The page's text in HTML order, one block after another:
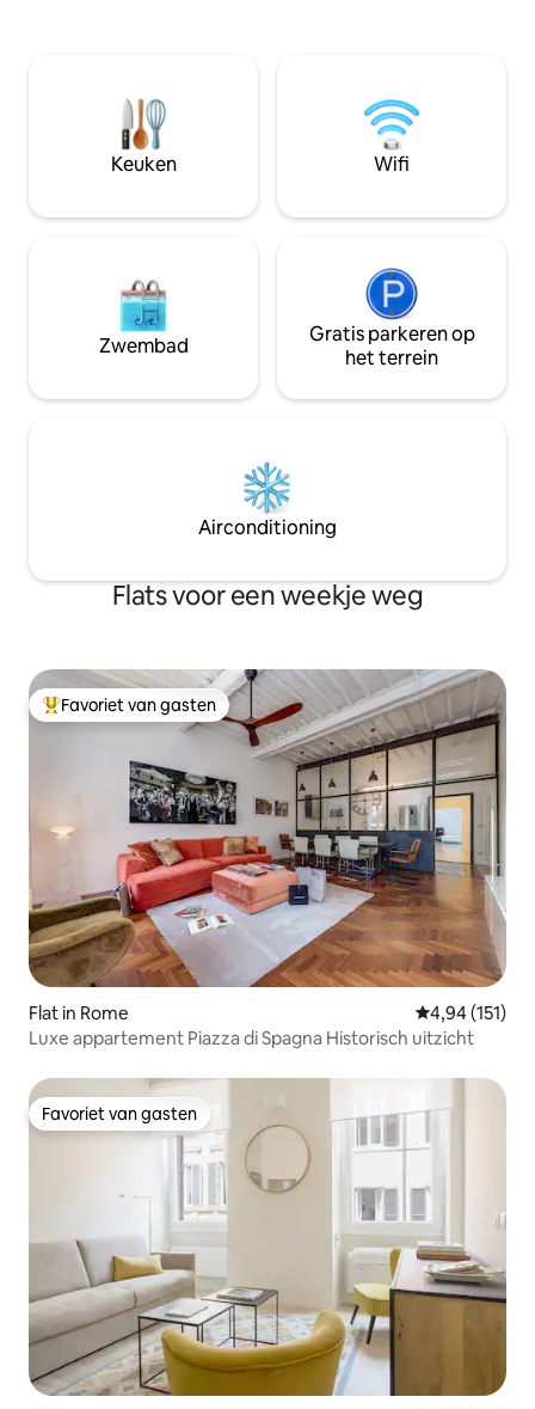
beschikbaar, een ander appartement
van 75 m². Op deze manier kunnen we
groepen van maximaal 8 personen
ontvangen
rondleidingen
Vaticaan en nog
agentschap. We
Keuken Wifi
Zwembad
Gratis parkeren op
het terrein
Airconditioning
Flats voor een weekje weg
Topfavoriet van gasten
Favoriet van gasten
Flat in Rome Gemiddelde
4,94 (151)
Luxe appartement Piazza di Spagna Historisch uitzicht
Favoriet van gasten
Favoriet van gasten